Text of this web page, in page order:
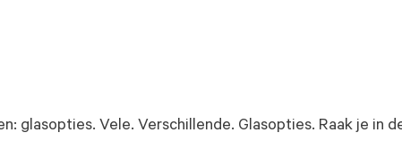
glasopties. Vele. Verschillende. Glasopties. Raak je in